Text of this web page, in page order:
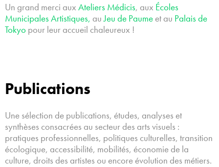
Un grand merci aux Ateliers Médicis, aux Écoles
Municipales Artistiques, auJeu de Paume et au Palais de
Tokyo pour leur accueil chaleureux !
Publications
Une sélection de publications, études, analyses et
synthèses consacrées au secteur des arts visuels :
pratiques professionnelles, politiques culturelles, transition
écologique, accessibilité, mobilités, économie de la
culture, droits des artistes ou encore évolution des métiers.